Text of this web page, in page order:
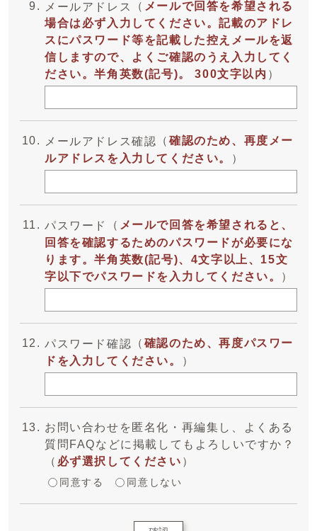
メールアドレス （ メールで回答を希望される
場合は必ず入力してください。記載のアドレ
スにパスワード等を記載した控えメールを返
信しますので、よくご確認のうえ入力してく
ださい。半角英数(記号)。 300文字以内 ）
メールアドレス確認 （確認のため、再度メー
ルアドレスを入力してください。
）
パスワード （ メールで回答を希望されると、
回答を確認するためのパスワードが必要にな
ります。半角英数(記号)、4文字以上、15文
字以下でパスワードを入力してください。 ）
パスワード確認 （ 確認のため、再度パスワー
ドを入力してください。
）
お問い合わせを匿名化・再編集し、よくある
質問FAQなどに掲載してもよろしいですか？
（ 必ず選択してください ）
同意する 同意しない